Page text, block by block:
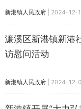
新港镇人民政府 2024-12-
濂溪区新港镇新港
访慰问活动
新港镇人民政府 2024-12-